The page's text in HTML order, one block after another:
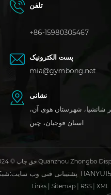
تلفن
+86-15980305467
پست الکترونیک
mia@gymbong.net
نشانی
شانشیا، شهرستان هوی آن،
استان فوجیان، چین
پشتیبانی فنی وب سایت: شبکه TIANYU
Links | Sitemap | RSS | XML